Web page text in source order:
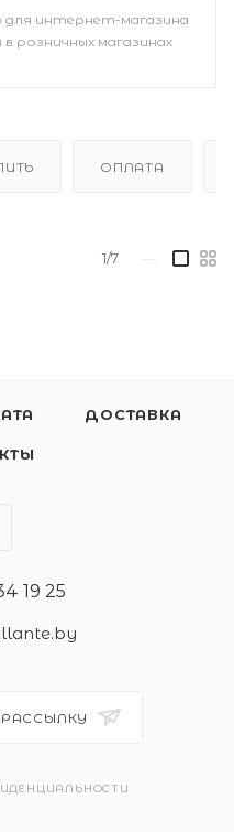
интернет-магазина
розничных магазинах
ОПЛАТА
1/7
ДОСТАВКА
19 25